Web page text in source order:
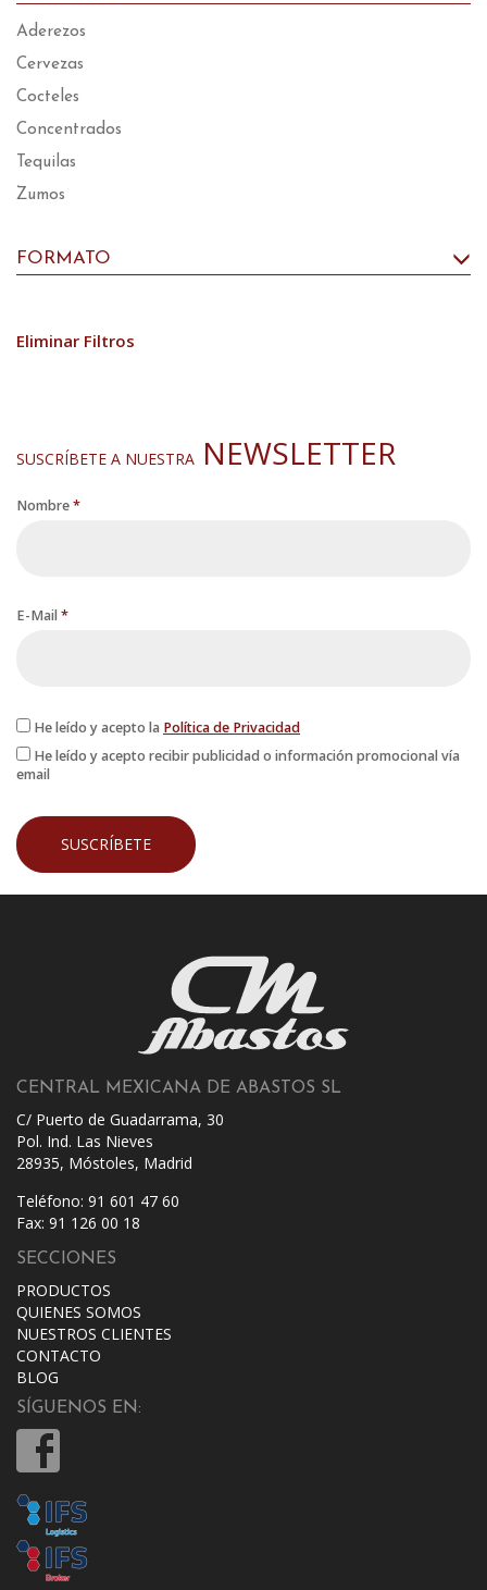
Aderezos
Cervezas
Cocteles
Concentrados
Tequilas
Zumos
FORMATO
Eliminar Filtros
SUSCRÍBETE A NUESTRA NEWSLETTER
Nombre*
E-Mail*
He leído y acepto la Política de Privacidad
He leído y acepto recibir publicidad o información promocional vía
email
CENTRAL MEXICANA DE ABASTOS SL
C/ Puerto de Guadarrama, 30
Pol. Ind. Las Nieves
28935, Móstoles, Madrid
Teléfono: 91 601 47 60
Fax: 91 126 00 18
SECCIONES
PRODUCTOS
QUIENES SOMOS
NUESTROS CLIENTES
CONTACTO
BLOG
SÍGUENOS EN: